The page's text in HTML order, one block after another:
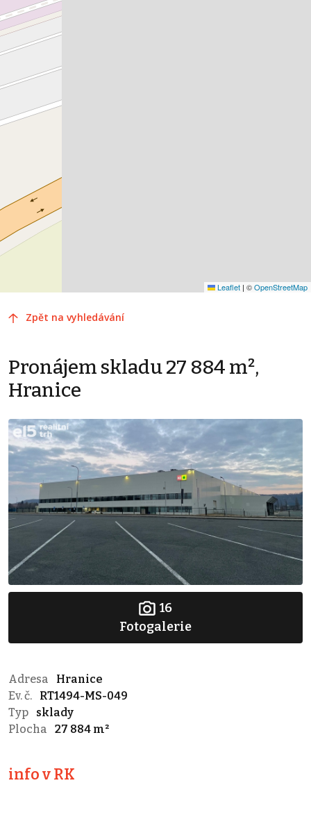
Leaflet | ©OpenStreetMap
Zpět na vyhledávání
Pronájem skladu 27 884 m²,
Hranice
16
Fotogalerie
Adresa
Hranice
Ev. č.
RT1494-MS-049
Typ
sklady
Plocha
27 884 m²
info v RK